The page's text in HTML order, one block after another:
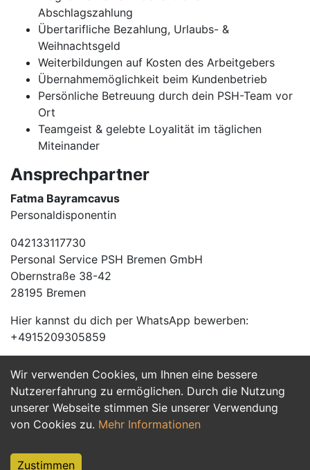
Wir verwenden Cookies, um Ihnen eine bessere
Nutzererfahrung zu ermöglichen. Durch die Nutzung
unserer Webseite stimmen Sie unserer Verwendung
von Cookies zu. Mehr Informationen
Zustimmen
Abschlagszahlung
Übertarifliche Bezahlung, Urlaubs- &
Weihnachtsgeld
Weiterbildungen auf Kosten des Arbeitgebers
Übernahmemöglichkeit beim Kundenbetrieb
Persönliche Betreuung durch dein PSH-Team vor
Ort
Teamgeist & gelebte Loyalität im täglichen
Miteinander
Ansprechpartner
Fatma Bayramcavus
Personaldisponentin
042133117730
Personal Service PSH Bremen GmbH
Obernstraße 38-42
28195 Bremen
Hier kannst du dich per WhatsApp bewerben:
+4915209305859
Jetzt Bewerben